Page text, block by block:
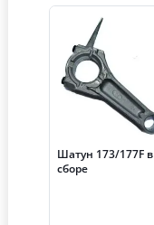
Шатун 173/177F в
сборе